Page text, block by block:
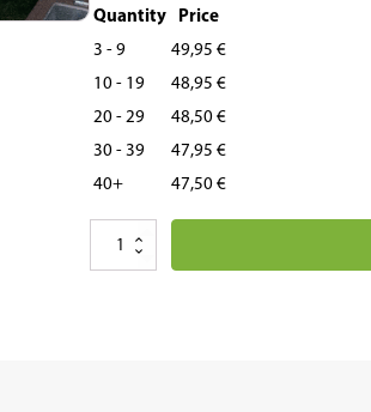
Quantity Price
3 - 9
49,95 €
10 - 19
48,95 €
20 - 29
48,50 €
30 - 39
47,95 €
40+
47,50 €
Super